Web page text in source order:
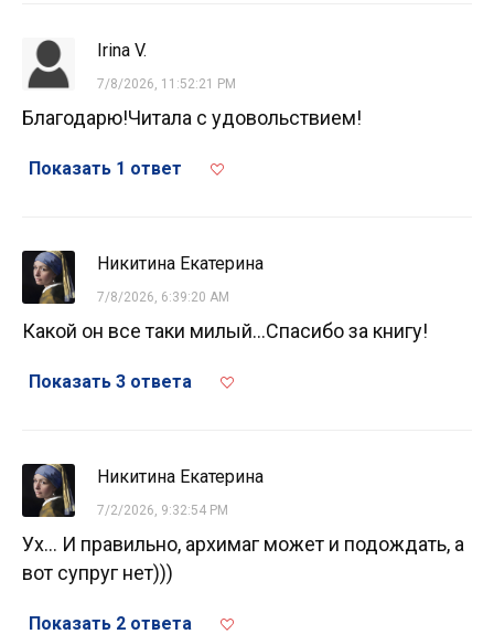
Irina V.
7/8/2026, 11:52:21 PM
Благодарю!Читала с удовольствием!
Показать 1 ответ
Никитина Екатерина
7/8/2026, 6:39:20 AM
Какой он все таки милый...Спасибо за книгу!
Показать 3 ответа
Никитина Екатерина
7/2/2026, 9:32:54 PM
Ух... И правильно, архимаг может и подождать, а
вот супруг нет)))
Показать 2 ответа